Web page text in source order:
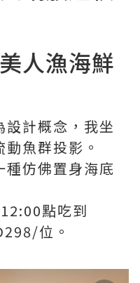
人漁海鮮
計概念，我坐
魚群投影。
仿佛置身海底
點吃到
位。